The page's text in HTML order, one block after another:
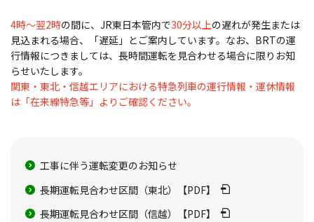
4時～翌2時の間に、JR東日本管内で30分以上の遅れが発生または
見込まれる場合、「遅延」とご案内しています。なお、BRTの運
行情報につきましては、長時間運転を見合わせる場合に限りお知
らせいたします。
関東・東北・信越エリアにおける特急列車の運行情報・運休情報
は「在来線特急等」よりご確認ください。
工事に伴う運転変更のお知らせ
長期運転見合わせ区間（東北）【PDF】
長期運転見合わせ区間（信越）【PDF】